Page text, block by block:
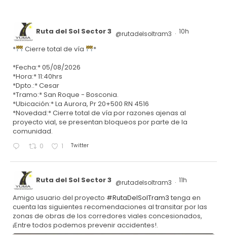
Ruta del Sol Sector 3 @rutadelsoltram3 · 10h
* Cierre total de vía
*
*Fecha:* 05/08/2026
*Hora:* 11:40hrs
*Dpto.:* Cesar
*Tramo:* San Roque - Bosconia.
*Ubicación:* La Aurora, Pr 20+500 RN 4516
*Novedad:* Cierre total de vía por razones ajenas al
proyecto vial, se presentan bloqueos por parte de la
comunidad.
0 1 Twitter
Ruta del Sol Sector 3 @rutadelsoltram3 · 11h
Amigo usuario del proyecto #RutaDelSolTram3 tenga en
cuenta las siguientes recomendaciones al transitar por las
zonas de obras de los corredores viales concesionados,
¡Entre todos podemos prevenir accidentes!.